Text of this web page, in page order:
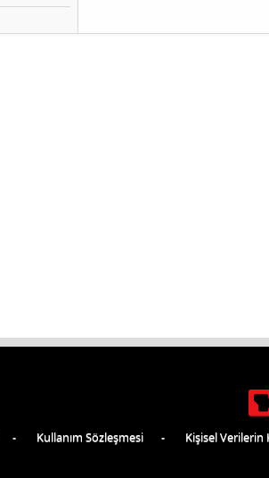
Kullanım Sözleşmesi Kişisel Verilerin